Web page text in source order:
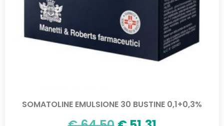
SOMATOLINE EMULSIONE 30 BUSTINE 0,1+0,3%